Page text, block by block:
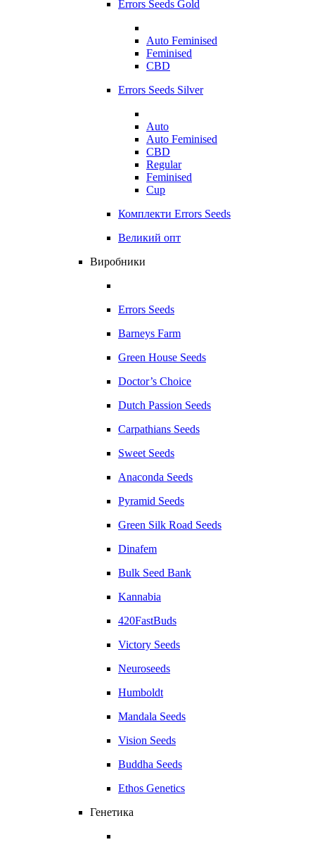
Errors Seeds Gold
Auto Feminised
Feminised
CBD
Errors Seeds Silver
Auto
Auto Feminised
CBD
Regular
Feminised
Cup
Комплекти Errors Seeds
Великий опт
Виробники
Errors Seeds
Barneys Farm
Green House Seeds
Doctor’s Choice
Dutch Passion Seeds
Carpathians Seeds
Sweet Seeds
Anaconda Seeds
Pyramid Seeds
Green Silk Road Seeds
Dinafem
Bulk Seed Bank
Kannabia
420FastBuds
Victory Seeds
Neuroseeds
Humboldt
Mandala Seeds
Vision Seeds
Buddha Seeds
Ethos Genetics
Генетика